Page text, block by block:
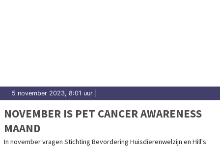
5 november 2023, 8:01 uur
NOVEMBER IS PET CANCER AWARENESS
MAAND
In november vragen Stichting Bevordering Huisdierenwelzijn en Hill's